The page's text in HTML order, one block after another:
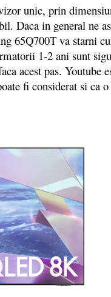
unic, prin
Daca in general ne
65Q700T va
1-2 ani sunt
acest pas.
fi considerat si